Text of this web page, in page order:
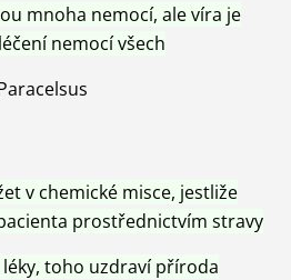
mnoha nemocí, ale víra je
nemocí všech
v chemické misce, jestliže
prostřednictvím stravy
toho uzdraví příroda